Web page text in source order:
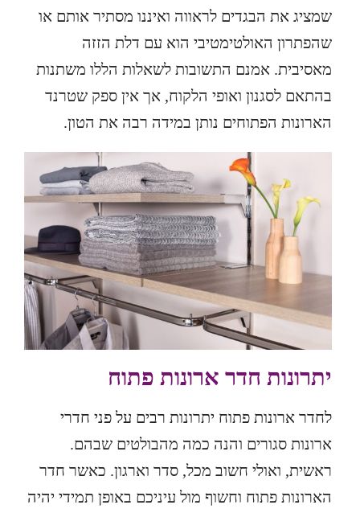
שמציג את הבגדים לראווה ואיננו מסתיר אותם או
שהפתרון האולטימטיבי הוא עם דלת הזזה
מאסיבית. אמנם התשובות לשאלות הללו משתנות
בהתאם לסגנון ואופי הלקוח, אך אין ספק שטרנד
הארונות הפתוחים נותן במידה רבה את הטון.
יתרונות חדר ארונות פתוח
לחדר ארונות פתוח יתרונות רבים על פני חדרי
ארונות סגורים והנה כמה מהבולטים שבהם.
ראשית, ואולי חשוב מכל, סדר וארגון. כאשר חדר
הארונות פתוח וחשוף מול עיניכם באופן תמידי יהיה